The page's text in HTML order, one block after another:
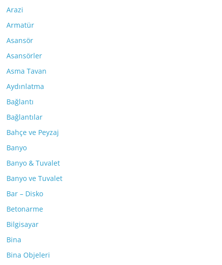
Arazi
Armatür
Asansör
Asansörler
Asma Tavan
Aydınlatma
Bağlantı
Bağlantılar
Bahçe ve Peyzaj
Banyo
Banyo & Tuvalet
Banyo ve Tuvalet
Bar – Disko
Betonarme
Bilgisayar
Bina
Bina Objeleri